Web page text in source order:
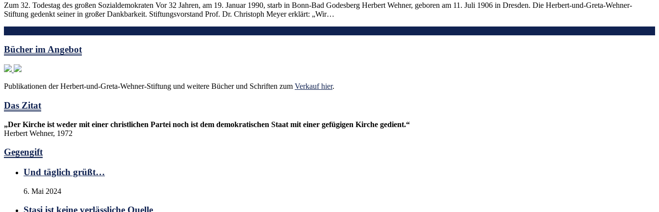
Zum 32. Todestag des großen Sozialdemokraten Vor 32 Jahren, am 19. Januar 1990, starb in Bonn-Bad Godesberg Herbert Wehner, geboren am 11. Juli 1906 in Dresden. Die Herbert-und-Greta-Wehner-
Stiftung gedenkt seiner in großer Dankbarkeit. Stiftungsvorstand Prof. Dr. Christoph Meyer erklärt: „Wir…
Bücher im Angebot
Publikationen der Herbert-und-Greta-Wehner-Stiftung und weitere Bücher und Schriften zum Verkauf hier.
Das Zitat
„Der Kirche ist weder mit einer christlichen Partei noch ist dem demokratischen Staat mit einer gefügigen Kirche gedient.“
Herbert Wehner, 1972
Gegengift
Und täglich grüßt…
6. Mai 2024